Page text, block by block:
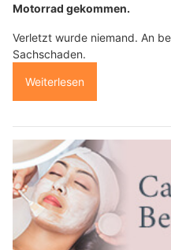
Motorrad gekommen.
Verletzt wurde niemand. An
Sachschaden.
Weiterlesen